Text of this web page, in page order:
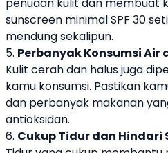
penuaan kulit dan membuat
sunscreen minimal SPF 30
mendung sekalipun.
5. Perbanyak Konsumsi Air
Kulit cerah dan halus juga
kamu konsumsi. Pastikan
dan perbanyak makanan
antioksidan.
6. Cukup Tidur dan Hindari